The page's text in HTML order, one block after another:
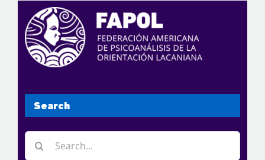
Search
Search
for: